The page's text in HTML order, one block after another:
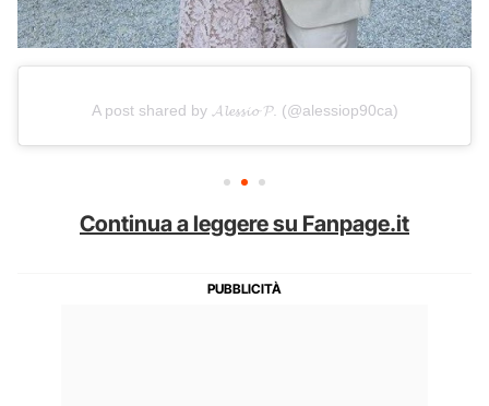
A post shared by 𝓐𝓵𝓮𝓼𝓼𝓲𝓸 𝓟. (@alessiop90ca)
Continua a leggere su Fanpage.it